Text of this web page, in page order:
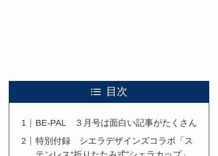
目次
BE-PAL ３月号は面白い記事がたくさん
特別付録 シエラデザインズコラボ「ス